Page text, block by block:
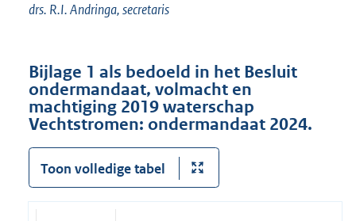
drs. R.I. Andringa, secretaris
Bijlage 1 als bedoeld in het Besluit
ondermandaat, volmacht en
machtiging 2019 waterschap
Vechtstromen: ondermandaat 2024.
Toon volledige tabel